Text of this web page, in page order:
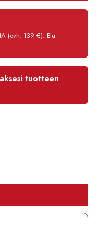
(ovh. 139 €). Etu
tuotteen